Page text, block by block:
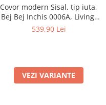
Covor modern Sisal, tip iuta,
Bej Bej Inchis 0006A, Living,
Dormitor, Hol, Bucatarie, 200
539,90 Lei
VEZI VARIANTE